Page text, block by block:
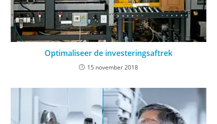
Optimaliseer de investeringsaftrek
15 november 2018